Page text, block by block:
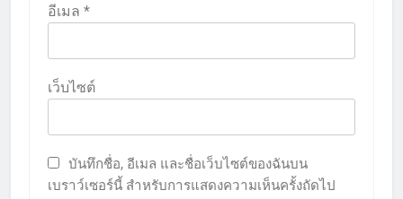
อีเมล *
เว็บไซต์
บันทึกชื่อ, อีเมล และชื่อเว็บไซต์ของฉันบน
เบราว์เซอร์นี้ สำหรับการแสดงความเห็นครั้งถัดไป